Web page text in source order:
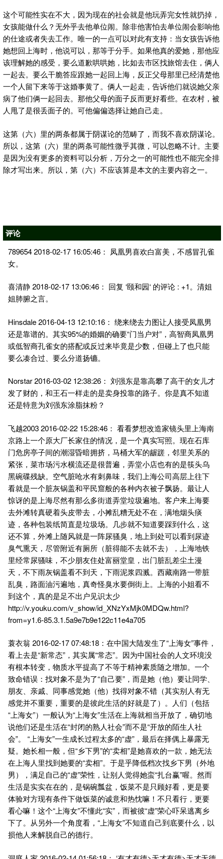
这个可能性实在不大，因为现在的社会就是他玩弄完女性就扔掉，
女孩能做什么？无外乎去他单位闹。除非他害怕去单位闹会影响他
的仕途或者失去工作。唯一的一点可以对此有支持：当女孩告诉他
她想回上海时，他说可以，那等于分手。如果他真的爱她，那他应
该理解她的感受，要么道歉哄哄她，比如去市区找旅馆去住，俩人
一起去。要么干脆答应跟她一起回上海，反正父母那里已经清楚他
一个人留下来等于这婚事黄了。俩人一起走，告诉他们就说她父亲
病了他们俩一起回去。那他父母的面子反而更好看些。在农村，被
人甩了是很丢面子的。可他偏偏选择让她自己走。
这第（六）里的两条都属于阴谋论的范畴了，而我不喜欢阴谋论。
所以，这第（六）里的两条可能性微乎其微，可以忽略不计。主要
是因为没有更多的资料可以分析，万分之一的可能性也不能完全排
除才写出来。所以，第（六）不应该算是本文的主要内容之一。
评论
789654 2018-02-17 16:05:46： 凤凰男喜欢白富美，不感冒孔雀
女。
喜清静 2018-02-17 13:06:46： 回复 ‘颐和园‘ 的评论 : +1。清姐
姐肺腑之言。
Hinsdale 2016-04-13 12:10:16： 绕来绕去力图让人接受凤凰男
还是靠谱的。其实95%的婚姻的确要“门当户对”，高智商凤凰男
或低智商孔雀女的搭配或反过来毕竟是少数，但碰上了也只能
要么凑合过、要么分道扬镳。
Norstar 2016-03-02 12:38:26： 刘强东是靠高攀了高干的女儿才
发了财的，和王石一样走的是卖身投靠的路子。你是真不知道
还是特意为刘强东涂脂抹粉？
飞越2003 2016-02-22 15:28:46： 看看梦想改造家镜头里上海南
京路上一个原大厂长家住的情况，是一个真实写照。现在石库
门危房亭子间的潮湿昏暗拥挤，马桶大军的龌蹉，邻里关系的
紧张，菜市场污水横流还是很普遍，弄堂小店也有的是筷头乌
黑碗碟残缺。空气脏呛水有刺鼻味，我们上海公司高层上往下
看就是一个脏灰锅盖和平民窟般的各种内衣被子飘扬。最让人
惊讶的是上海尽然有那么多街道弄堂垃圾遍地。客户来上海要
去外滩转真硬着头皮带去，小摊乱糟无处不在，满地烟头痰
迹，各种包装纸简直是垃圾场。几步就不知道要踩到什么，这
还不算，外滩上随风就是一阵尿骚臭，地上到处可以看到尿迹
臭气熏天，尽管附近有厕所（脏得能不去就不去），上海地铁
里经常尿骚味，不少朋友住处富丽堂皇，出门脏乱差尘土漫
天，不下雨灰锅盖看不到天，下雨泥浆四溅。西藏南路一带脏
乱臭，路面油污遍地，真奇怪臭水要倒街上。上海的小姐看不
到这个，真的是足不出户见识太少
http://v.youku.com/v_show/id_XNzYxMjk0MDQw.html?
from=y1.6-85.3.1.5a9e7b9e122c11e4a705
蓑衣翁 2016-02-17 07:48:18：在中国大陆发生了“上海女”事件，
看上去是“新常态”，其实属“常态”。因为中国社会的人文环境没
有根本转变，物质水平提高了不等于精神素质随之增加。一个
致命错误：找对象不是为了“自己要”，而是她（他）要让同学、
朋友、亲戚、同事感觉她（他）找得对象不错（其实别人有无
感觉并不重要，重要的是彼此生活的好就是了）。人们（包括
“上海女”）一般认为“上海女”生活在上海就相当开放了，确切地
说他们还是生活在“封闭的熟人社会”而不是“开放的陌生人社
会”。 “上海女”一生成长过程太多的“虚”，最后在择偶上暴露无
疑。她长相一般，但“乡下男”的“卖相”是她喜欢的一款，她无法
在上海人里找到她要的“卖相”。于是乎降低档次找乡下男（外地
男），满足自己的“虚”荣性，让别人觉得她蛮“扎台赢”喔。然而
生活是实实在在的，是锅碗瓢盆，饭菜不是只顾好看，更是要
体验对方现有条件下做饭菜的诚意和热忱嘛！不只看行，更要
看心嘛！这个“上海女”不懂此“实”，而被彼“虚”荣心吓呆逃离乡
下了。从另外一个角度看，“上海女”不知道自己到底要什么，以
损他人来解脱自己的德行。